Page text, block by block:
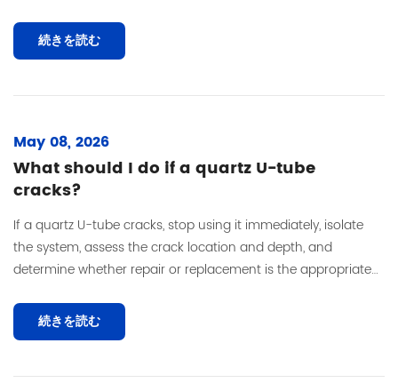
す。 用途が家庭用、科学用、工業用のいずれであっても、石英材
料は、他のほとんどの材料では実現できない熱安定...
続きを読む
May 08, 2026
What should I do if a quartz U-tube
cracks?
If a quartz U-tube cracks, stop using it immediately, isolate
the system, assess the crack location and depth, and
determine whether repair or replacement is the appropriate
続きを読む